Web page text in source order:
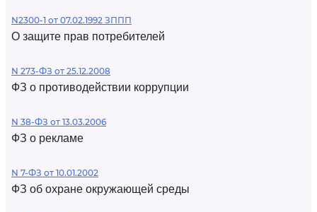
N2300-1 от 07.02.1992 ЗППП
О защите прав потребителей
N 273-ФЗ от 25.12.2008
ФЗ о противодействии коррупции
N 38-ФЗ от 13.03.2006
ФЗ о рекламе
N 7-ФЗ от 10.01.2002
ФЗ об охране окружающей среды